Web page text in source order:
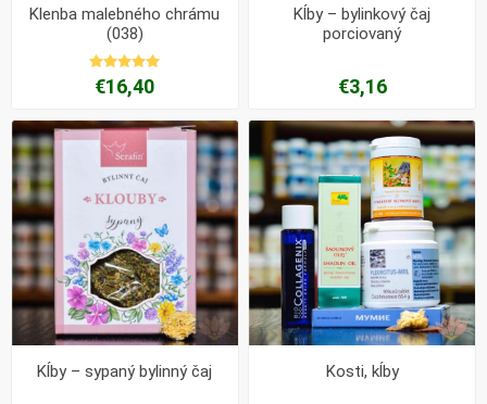
Klenba malebného chrámu
(038)
€16,40
Kĺby – bylinkový čaj
porciovaný
€3,16
Kĺby – sypaný bylinný čaj Kosti, kĺby